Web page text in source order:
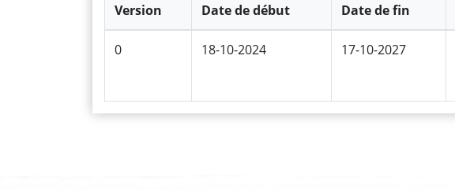
Version Date de début Date de fin
0 18-10-2024 17-10-2027